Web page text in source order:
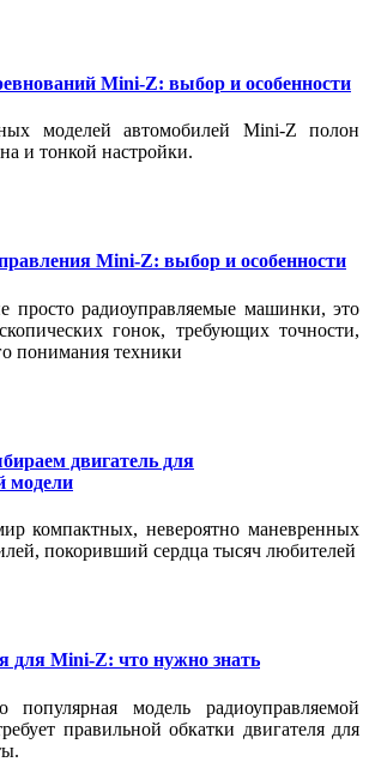
Mini-Z: выбор и особенности
моделей автомобилей Mini-Z полон
и тонкой настройки.
Mini-Z: выбор и особенности
просто радиоуправляемые машинки, это
гонок, требующих точности,
понимания техники
двигатель для
модели
компактных, невероятно маневренных
покоривший сердца тысяч любителей
для Mini-Z: что нужно знать
модель радиоуправляемой
правильной обкатки двигателя для